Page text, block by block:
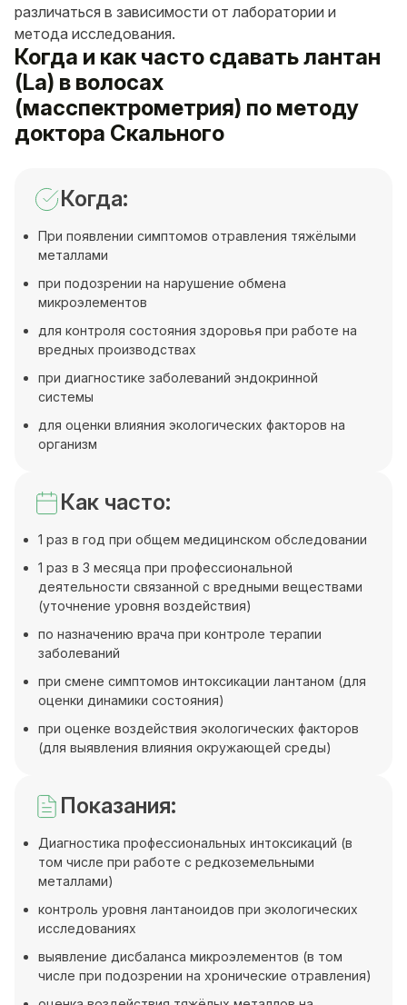
различаться в зависимости от лаборатории и
метода исследования.
Когда и как часто сдавать лантан
(La) в волосах
(масспектрометрия) по методу
доктора Скального
Когда:
При появлении симптомов отравления тяжёлыми
металлами
при подозрении на нарушение обмена
микроэлементов
для контроля состояния здоровья при работе на
вредных производствах
при диагностике заболеваний эндокринной
системы
для оценки влияния экологических факторов на
организм
Как часто:
1 раз в год при общем медицинском обследовании
1 раз в 3 месяца при профессиональной
деятельности связанной с вредными веществами
(уточнение уровня воздействия)
по назначению врача при контроле терапии
заболеваний
при смене симптомов интоксикации лантаном (для
оценки динамики состояния)
при оценке воздействия экологических факторов
(для выявления влияния окружающей среды)
Показания:
Диагностика профессиональных интоксикаций (в
том числе при работе с редкоземельными
металлами)
контроль уровня лантаноидов при экологических
исследованиях
выявление дисбаланса микроэлементов (в том
числе при подозрении на хронические отравления)